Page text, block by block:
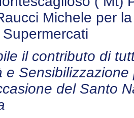
Michele per
il contributo di
e
del Santo